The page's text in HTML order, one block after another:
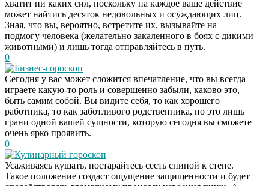
хватит ни каких сил, поскольку на каждое ваше действие
может найтись десяток недовольных и осуждающих лиц.
Зная, что вы, вероятно, встретите их, вызывайте на
подмогу человека (желательно закаленного в боях с дикими
животными) и лишь тогда отправляйтесь в путь.
0
Бизнес-гороскоп
Сегодня у вас может сложится впечатление, что вы всегда
играете какую-то роль и совершенно забыли, каково это,
быть самим собой. Вы видите себя, то как хорошего
работника, то как заботливого родственника, но это лишь
грани одной вашей сущности, которую сегодня вы сможете
очень ярко проявить.
0
Кулинарный гороскоп
Усаживаясь кушать, постарайтесь сесть спиной к стене.
Такое положение создаст ощущение защищенности и будет